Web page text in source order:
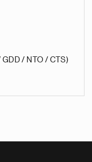
GDD / NTO / CTS)